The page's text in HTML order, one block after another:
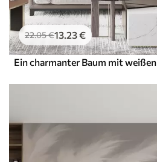
22.05€13.23€